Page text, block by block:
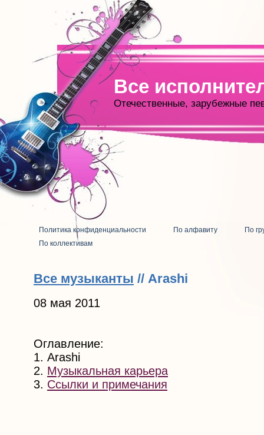
Все
Отечественные, зарубежные
Политика конфиденциальности По алфавиту
По
По коллективам
Все музыканты // Arashi
08 мая 2011
Оглавление:
1. Arashi
2. Музыкальная карьера
3. Ссылки и примечания